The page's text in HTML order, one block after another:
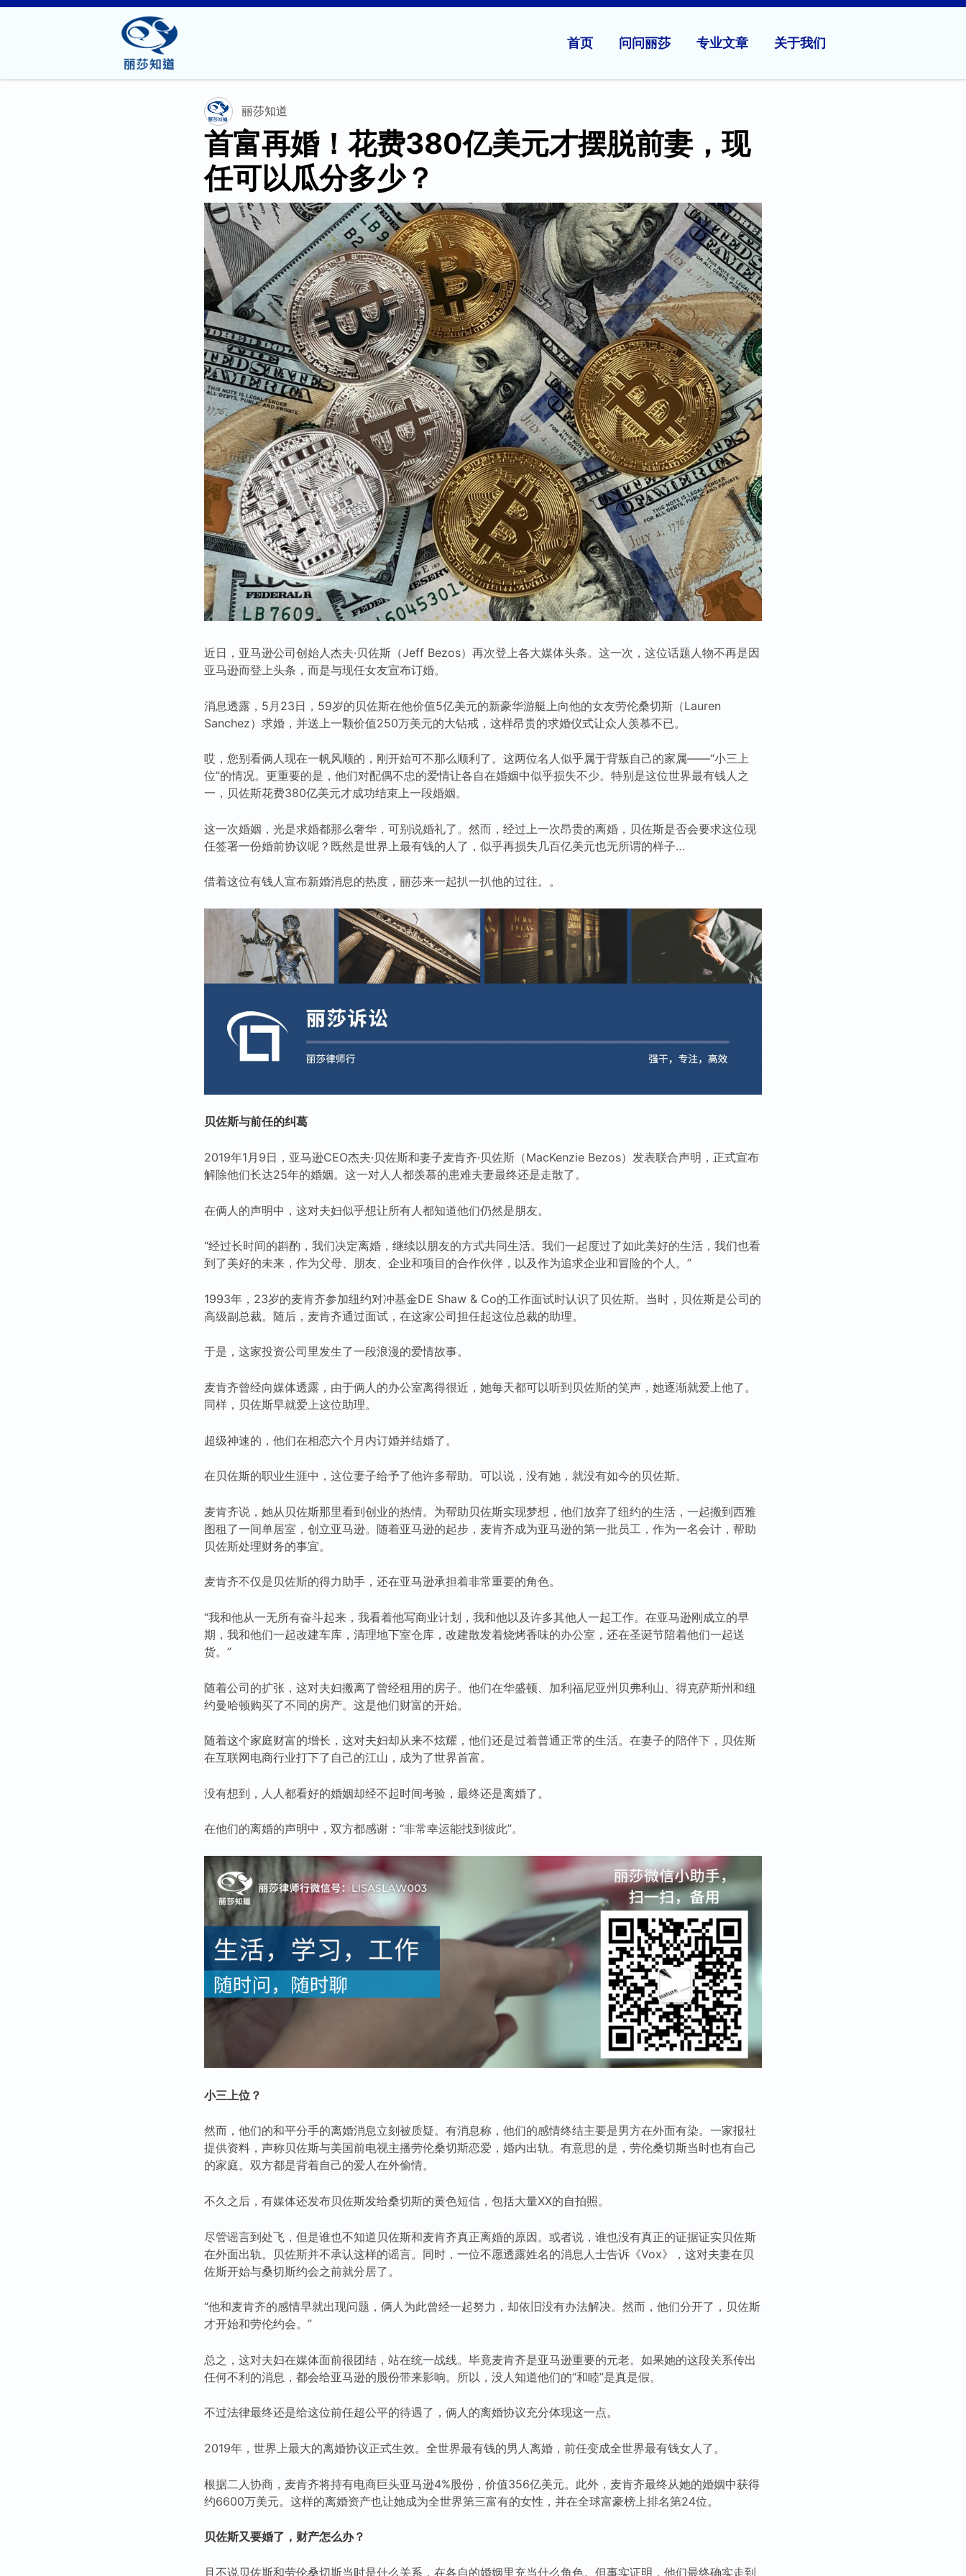
首页 问问丽莎 专业文章 关于我们
丽莎知道
首富再婚！花费380亿美元才摆脱前妻，现
任可以瓜分多少？
近日，亚马逊公司创始人杰夫·贝佐斯（Jeff Bezos）再次登上各大媒体头条。这一次，这位话题人物不再是因
亚马逊而登上头条，而是与现任女友宣布订婚。
消息透露，5月23日，59岁的贝佐斯在他价值5亿美元的新豪华游艇上向他的女友劳伦桑切斯（Lauren
Sanchez）求婚，并送上一颗价值250万美元的大钻戒，这样昂贵的求婚仪式让众人羡慕不已。
哎，您别看俩人现在一帆风顺的，刚开始可不那么顺利了。这两位名人似乎属于背叛自己的家属——“小三上
位”的情况。更重要的是，他们对配偶不忠的爱情让各自在婚姻中似乎损失不少。特别是这位世界最有钱人之
一，贝佐斯花费380亿美元才成功结束上一段婚姻。
这一次婚姻，光是求婚都那么奢华，可别说婚礼了。然而，经过上一次昂贵的离婚，贝佐斯是否会要求这位现
任签署一份婚前协议呢？既然是世界上最有钱的人了，似乎再损失几百亿美元也无所谓的样子…
借着这位有钱人宣布新婚消息的热度，丽莎来一起扒一扒他的过往。。
贝佐斯与前任的纠葛
2019年1月9日，亚马逊CEO杰夫·贝佐斯和妻子麦肯齐·贝佐斯（MacKenzie Bezos）发表联合声明，正式宣布
解除他们长达25年的婚姻。这一对人人都羡慕的患难夫妻最终还是走散了。
在俩人的声明中，这对夫妇似乎想让所有人都知道他们仍然是朋友。
“经过长时间的斟酌，我们决定离婚，继续以朋友的方式共同生活。我们一起度过了如此美好的生活，我们也看
到了美好的未来，作为父母、朋友、企业和项目的合作伙伴，以及作为追求企业和冒险的个人。”
1993年，23岁的麦肯齐参加纽约对冲基金DE Shaw & Co的工作面试时认识了贝佐斯。当时，贝佐斯是公司的
高级副总裁。随后，麦肯齐通过面试，在这家公司担任起这位总裁的助理。
于是，这家投资公司里发生了一段浪漫的爱情故事。
麦肯齐曾经向媒体透露，由于俩人的办公室离得很近，她每天都可以听到贝佐斯的笑声，她逐渐就爱上他了。
同样，贝佐斯早就爱上这位助理。
超级神速的，他们在相恋六个月内订婚并结婚了。
在贝佐斯的职业生涯中，这位妻子给予了他许多帮助。可以说，没有她，就没有如今的贝佐斯。
麦肯齐说，她从贝佐斯那里看到创业的热情。为帮助贝佐斯实现梦想，他们放弃了纽约的生活，一起搬到西雅
图租了一间单居室，创立亚马逊。随着亚马逊的起步，麦肯齐成为亚马逊的第一批员工，作为一名会计，帮助
贝佐斯处理财务的事宜。
麦肯齐不仅是贝佐斯的得力助手，还在亚马逊承担着非常重要的角色。
“我和他从一无所有奋斗起来，我看着他写商业计划，我和他以及许多其他人一起工作。在亚马逊刚成立的早
期，我和他们一起改建车库，清理地下室仓库，改建散发着烧烤香味的办公室，还在圣诞节陪着他们一起送
货。”
随着公司的扩张，这对夫妇搬离了曾经租用的房子。他们在华盛顿、加利福尼亚州贝弗利山、得克萨斯州和纽
约曼哈顿购买了不同的房产。这是他们财富的开始。
随着这个家庭财富的增长，这对夫妇却从来不炫耀，他们还是过着普通正常的生活。在妻子的陪伴下，贝佐斯
在互联网电商行业打下了自己的江山，成为了世界首富。
没有想到，人人都看好的婚姻却经不起时间考验，最终还是离婚了。
在他们的离婚的声明中，双方都感谢：“非常幸运能找到彼此”。
小三上位？
然而，他们的和平分手的离婚消息立刻被质疑。有消息称，他们的感情终结主要是男方在外面有染。一家报社
提供资料，声称贝佐斯与美国前电视主播劳伦桑切斯恋爱，婚内出轨。有意思的是，劳伦桑切斯当时也有自己
的家庭。双方都是背着自己的爱人在外偷情。
不久之后，有媒体还发布贝佐斯发给桑切斯的黄色短信，包括大量XX的自拍照。
尽管谣言到处飞，但是谁也不知道贝佐斯和麦肯齐真正离婚的原因。或者说，谁也没有真正的证据证实贝佐斯
在外面出轨。贝佐斯并不承认这样的谣言。同时，一位不愿透露姓名的消息人士告诉《Vox》，这对夫妻在贝
佐斯开始与桑切斯约会之前就分居了。
“他和麦肯齐的感情早就出现问题，俩人为此曾经一起努力，却依旧没有办法解决。然而，他们分开了，贝佐斯
才开始和劳伦约会。”
总之，这对夫妇在媒体面前很团结，站在统一战线。毕竟麦肯齐是亚马逊重要的元老。如果她的这段关系传出
任何不利的消息，都会给亚马逊的股份带来影响。所以，没人知道他们的“和睦”是真是假。
不过法律最终还是给这位前任超公平的待遇了，俩人的离婚协议充分体现这一点。
2019年，世界上最大的离婚协议正式生效。全世界最有钱的男人离婚，前任变成全世界最有钱女人了。
根据二人协商，麦肯齐将持有电商巨头亚马逊4%股份，价值356亿美元。此外，麦肯齐最终从她的婚姻中获得
约6600万美元。这样的离婚资产也让她成为全世界第三富有的女性，并在全球富豪榜上排名第24位。
贝佐斯又要婚了，财产怎么办？
且不说贝佐斯和劳伦桑切斯当时是什么关系，在各自的婚姻里充当什么角色。但事实证明，他们最终确实走到